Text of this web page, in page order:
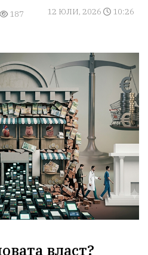
187 12 ЮЛИ, 2026 10:26
власт?